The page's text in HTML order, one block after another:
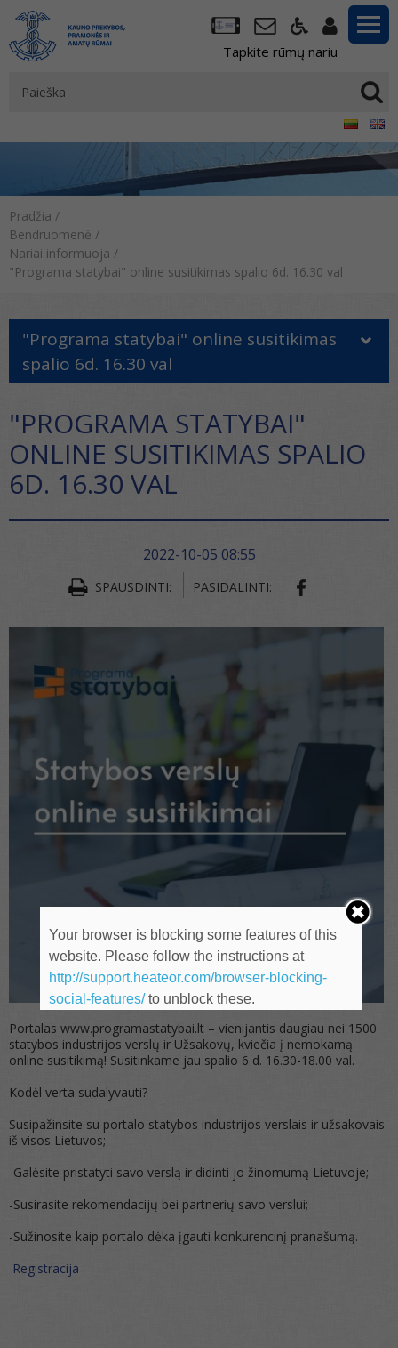
Tapkite rūmų nariu
Pradžia /
Bendruomenė /
Nariai informuoja /
"Programa statybai" online susitikimas spalio 6d. 16.30 val
"Programa statybai" online susitikimas
spalio 6d. 16.30 val
"PROGRAMA STATYBAI"
ONLINE SUSITIKIMAS SPALIO
6D. 16.30 VAL
2022-10-05 08:55
SPAUSDINTI: PASIDALINTI:
Portalas www.programastatybai.lt – vienijantis daugiau nei 1500
statybos industrijos verslų ir Užsakovų, kviečia į nemokamą
online susitikimą! Susitinkame jau spalio 6 d. 16.30-18.00 val.
Kodėl verta sudalyvauti?
Susipažinsite su portalo statybos industrijos verslais ir užsakovais
iš visos Lietuvos;
-Galėsite pristatyti savo verslą ir didinti jo žinomumą Lietuvoje;
-Susirasite rekomendacijų bei partnerių savo verslui;
-Sužinosite kaip portalo dėka įgauti konkurencinį pranašumą.
Registracija
Your browser is blocking some features of this
website. Please follow the instructions at
http://support.heateor.com/browser-blocking-
social-features/to unblock these.